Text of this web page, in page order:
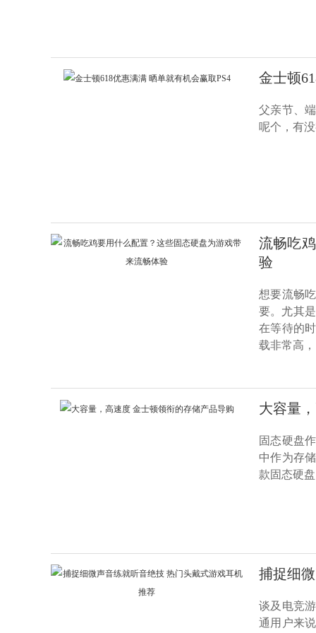
金士顿
父亲节、
呢个，有
流畅吃
验
想要流畅
要。尤其
在等待的
载非常高
大容量
固态硬盘
中作为存
款固态硬
捕捉细
谈及电竞
通用户来